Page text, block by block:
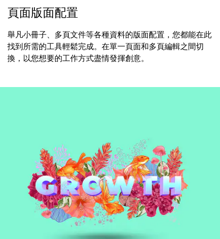
頁面版面配置
舉凡小冊子、多頁文件等各種資料的版面配置，您都能在此
找到所需的工具輕鬆完成。在單一頁面和多頁編輯之間切
換，以您想要的工作方式盡情發揮創意。